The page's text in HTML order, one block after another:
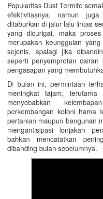
Popularitas Dust Termite
efektivitasnya, namun
ditaburkan di jalur lalu lintas
yang dicurigai, maka
merupakan keunggulan
sejenis, apalagi jika
seperti penyemprotan
pengasapan yang
Di bulan ini, permintaan
meningkat tajam,
menyebabkan
perkembangan koloni hama
pertanian maupun bangunan
mengantisipasi lonjakan
bahkan mencatatkan
dibanding bulan sebelumnya.